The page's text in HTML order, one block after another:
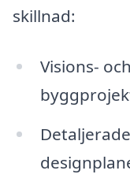
skillnad:
Visions-